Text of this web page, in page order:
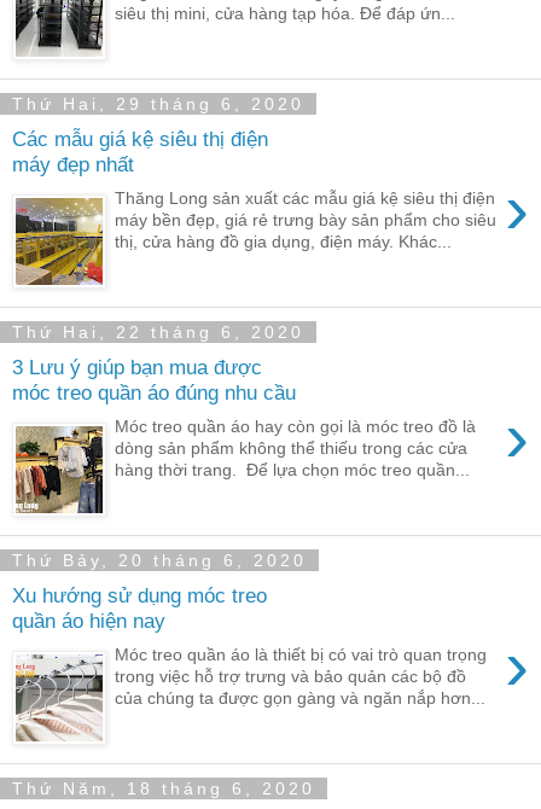
siêu thị mini, cửa hàng tạp hóa. Để đáp ứn...
Thứ Hai, 29 tháng 6, 2020
Các mẫu giá kệ siêu thị điện
máy đẹp nhất
›
Thăng Long sản xuất các mẫu giá kệ siêu thị điện
máy bền đẹp, giá rẻ trưng bày sản phẩm cho siêu
thị, cửa hàng đồ gia dụng, điện máy. Khác...
Thứ Hai, 22 tháng 6, 2020
3 Lưu ý giúp bạn mua được
móc treo quần áo đúng nhu cầu
›
Móc treo quần áo hay còn gọi là móc treo đồ là
dòng sản phẩm không thể thiếu trong các cửa
hàng thời trang. Để lựa chọn móc treo quần...
Thứ Bảy, 20 tháng 6, 2020
Xu hướng sử dụng móc treo
quần áo hiện nay
›
Móc treo quần áo là thiết bị có vai trò quan trọng
trong việc hỗ trợ trưng và bảo quản các bộ đồ
của chúng ta được gọn gàng và ngăn nắp hơn...
Thứ Năm, 18 tháng 6, 2020